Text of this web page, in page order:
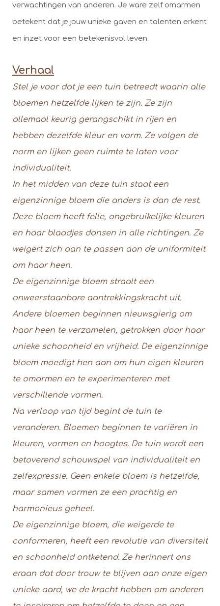
verwachtingen van anderen. Je ware zelf omarmen
betekent dat je jouw unieke gaven en talenten erkent
en inzet voor een betekenisvol leven.
Verhaal
Stel je voor dat je een tuin betreedt waarin alle
bloemen hetzelfde lijken te zijn. Ze zijn
allemaal keurig gerangschikt in rijen en
hebben dezelfde kleur en vorm. Ze volgen de
norm en lijken geen ruimte te laten voor
individualiteit.
In het midden van deze tuin staat een
eigenzinnige bloem die anders is dan de rest.
Deze bloem heeft felle, ongebruikelijke kleuren
en haar blaadjes dansen in alle richtingen. Ze
weigert zich aan te passen aan de uniformiteit
om haar heen.
De eigenzinnige bloem straalt een
onweerstaanbare aantrekkingskracht uit.
Andere bloemen beginnen nieuwsgierig om
haar heen te verzamelen, getrokken door haar
unieke schoonheid en vrijheid. De eigenzinnige
bloem moedigt hen aan om hun eigen kleuren
te omarmen en te experimenteren met
verschillende vormen.
Na verloop van tijd begint de tuin te
veranderen. Bloemen beginnen te variëren in
kleuren, vormen en hoogtes. De tuin wordt een
betoverend schouwspel van individualiteit en
zelfexpressie. Geen enkele bloem is hetzelfde,
maar samen vormen ze een prachtig en
harmonieus geheel.
De eigenzinnige bloem, die weigerde te
conformeren, heeft een revolutie van diversiteit
en schoonheid ontketend. Ze herinnert ons
eraan dat door trouw te blijven aan onze eigen
unieke aard, we de kracht hebben om anderen